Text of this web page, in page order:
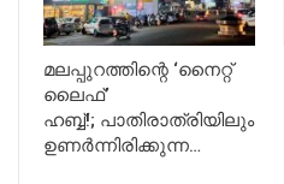
മലപ്പുറത്തിന്റെ ‘നൈറ്റ്
ലൈഫ്’
ഹബ്ബ്!; പാതിരാത്രിയിലും
ഉണർന്നിരിക്കുന്ന…